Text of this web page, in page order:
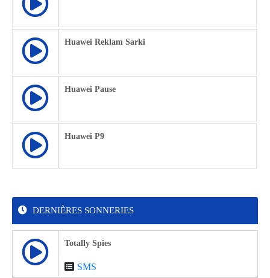
Huawei Reklam Sarki
Huawei Pause
Huawei P9
DERNIÈRES SONNERIES
Totally Spies
SMS